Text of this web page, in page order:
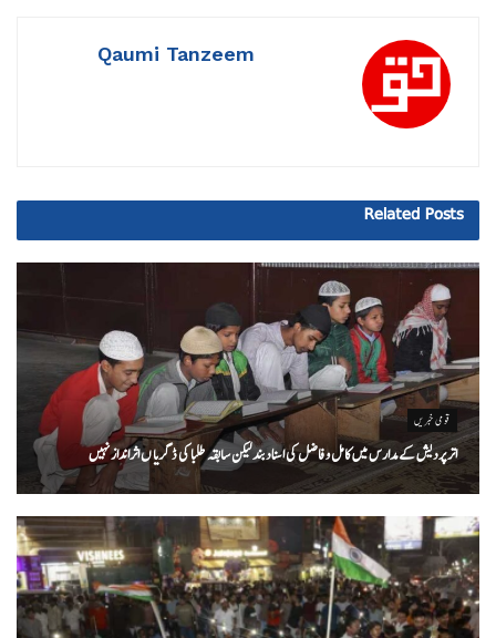
Qaumi Tanzeem
Related Posts
قومی خبریں
اتر پردیش کےمدارس میں کامل و فاضل کی اسناد بند لیکن سابقہ طلبا کی ڈگریا ں اثرانداز نہیں